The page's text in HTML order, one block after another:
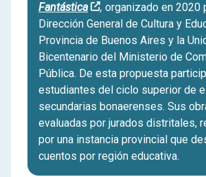
Fantástica
, organizado en 2020
Dirección General de Cultura y
Provincia de Buenos Aires y la
Bicentenario del Ministerio de
Pública. De esta propuesta
estudiantes del ciclo superior de
secundarias bonaerenses. Sus
evaluadas por jurados distritales,
por una instancia provincial que
cuentos por región educativa.